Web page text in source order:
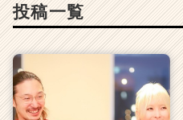
投稿一覧